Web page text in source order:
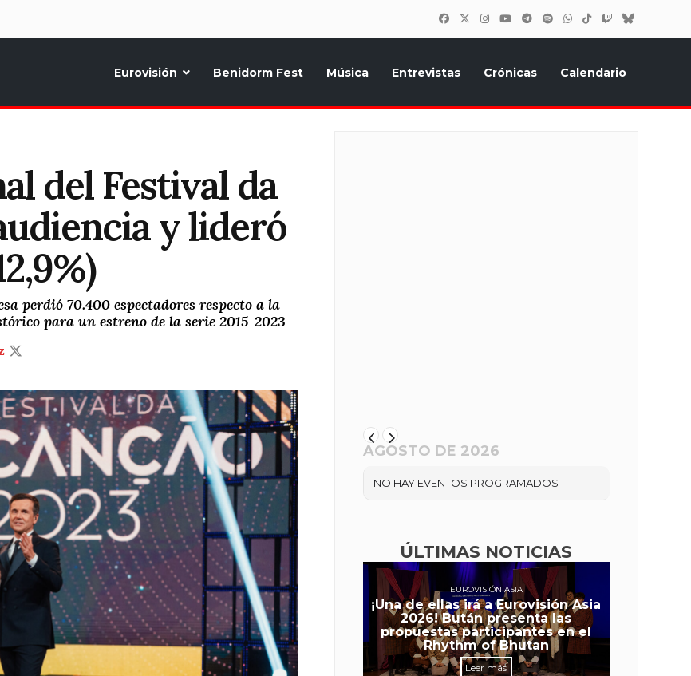
Eurovisión Benidorm Fest Música Entrevistas Crónicas Calendario
del Festival da
y lideró
perdió 70.400 espectadores respecto a la
para un estreno de la serie 2015-2023
AGOSTO DE 2026
NO HAY EVENTOS PROGRAMADOS
ÚLTIMAS NOTICIAS
EUROVISIÓN ASIA
¡Una de ellas irá a Eurovisión Asia
2026! Bután presenta las
propuestas participantes en el
Rhythm of Bhutan
Leer más